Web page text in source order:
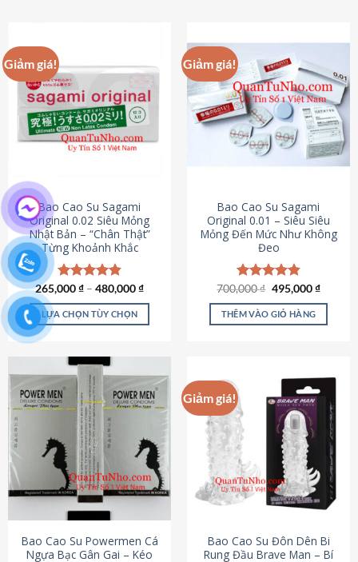
thể
được
chọn
trên
trang
sản
phẩm
Giảm giá!
Bao Cao Su Sagami
Original 0.02 Siêu Mỏng
Nhật Bản – “Chân Thật”
Từng Khoảnh Khắc
Được xếp
hạng4.87
5 sao
265,000₫ – 480,000₫
LỰA CHỌN TÙY CHỌN
này
có
nhiều
biến
thể.
Các
tùy
chọn
có
chọn
Giảm giá!
Bao Cao Su Sagami
Original 0.01 – Siêu Siêu
Mỏng Đến Mức Như Không
Đeo
Được xếp
hạng4.83
5 sao
700,000₫ Giá
là:
700,000 ₫.
495,000₫Giá
tại
THÊM VÀO GIỎ HÀNG
Bao Cao Su Powermen Cá
Ngựa Bạc Gân Gai – Kéo
Giảm giá!
Bao Cao Su Đôn Dên Bi
Rung Đầu Brave Man – Bí